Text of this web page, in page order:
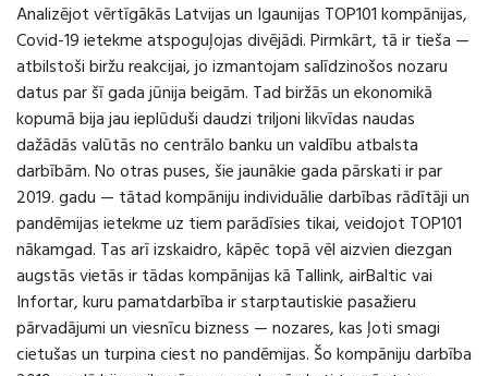
Analizējot vērtīgākās Latvijas un Igaunijas TOP101 kompānijas,
Covid-19 ietekme atspoguļojas divējādi. Pirmkārt, tā ir tieša —
atbilstoši biržu reakcijai, jo izmantojam salīdzinošos nozaru
datus par šī gada jūnija beigām. Tad biržās un ekonomikā
kopumā bija jau ieplūduši daudzi triljoni likvīdas naudas
dažādās valūtās no centrālo banku un valdību atbalsta
darbībām. No otras puses, šie jaunākie gada pārskati ir par
2019. gadu — tātad kompāniju individuālie darbības rādītāji un
pandēmijas ietekme uz tiem parādīsies tikai, veidojot TOP101
nākamgad. Tas arī izskaidro, kāpēc topā vēl aizvien diezgan
augstās vietās ir tādas kompānijas kā Tallink, airBaltic vai
Infortar, kuru pamatdarbība ir starptautiskie pasažieru
pārvadājumi un viesnīcu bizness — nozares, kas ļoti smagi
cietušas un turpina ciest no pandēmijas. Šo kompāniju darbība